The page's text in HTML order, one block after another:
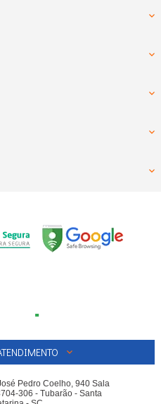
Pedro Coelho, 940 Sala
306 - Tubarão - Santa